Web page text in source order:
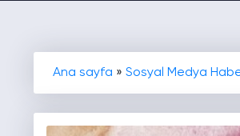
Ana sayfa » Sosyal Medya